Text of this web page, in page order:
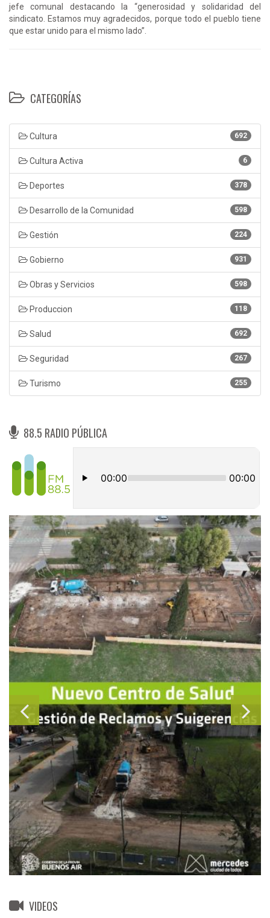
jefe comunal destacando la “generosidad y solidaridad del
sindicato. Estamos muy agradecidos, porque todo el pueblo tiene
que estar unido para el mismo lado”.
CATEGORÍAS
692
Cultura
6
Cultura Activa
378
Deportes
598
Desarrollo de la Comunidad
224
Gestión
931
Gobierno
598
Obras y Servicios
118
Produccion
692
Salud
267
Seguridad
255
Turismo
88.5 RADIO PÚBLICA
VIDEOS